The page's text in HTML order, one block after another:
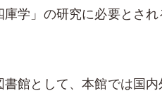
学」の研究に必要とされ
館として、本館では国